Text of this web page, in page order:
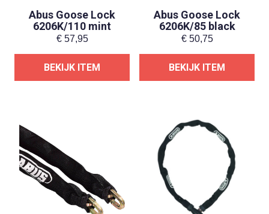
Abus Goose Lock
6206K/110 mint
€57,95
BEKIJK ITEM
Abus Goose Lock
6206K/85 black
€50,75
BEKIJK ITEM